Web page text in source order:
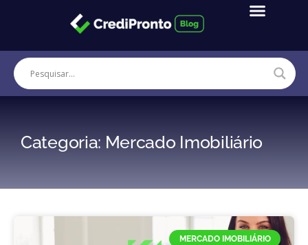
conteúdo
Categoria: Mercado Imobiliário
MERCADO IMOBILIÁRIO